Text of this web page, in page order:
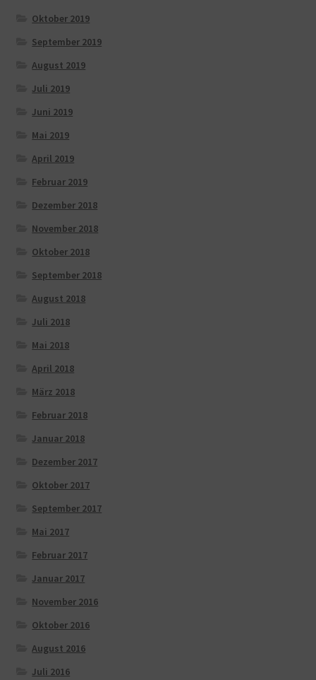
Oktober 2019
September 2019
August 2019
Juli 2019
Juni 2019
Mai 2019
April 2019
Februar 2019
Dezember 2018
November 2018
Oktober 2018
September 2018
August 2018
Juli 2018
Mai 2018
April 2018
März 2018
Februar 2018
Januar 2018
Dezember 2017
Oktober 2017
September 2017
Mai 2017
Februar 2017
Januar 2017
November 2016
Oktober 2016
August 2016
Juli 2016